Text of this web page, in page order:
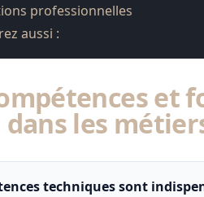
professionnelles
aussi :
et
dans les
techniques sont